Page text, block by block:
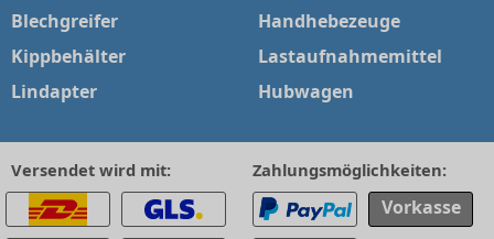
Blechgreifer
Kippbehälter
Lindapter
Handhebezeuge
Lastaufnahmemittel
Hubwagen
Versendet wird mit: Zahlungsmöglichkeiten:
Vorkasse